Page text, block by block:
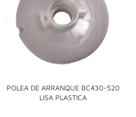
POLEA DE ARRANQUE BC430-520
LISA PLASTICA
